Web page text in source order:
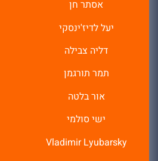
אסתר חן
יעל לדיז'ינסקי
דליה צבילה
תמר תורגמן
אור בלטה
ישי סולמי
Vladimir Lyubarsky